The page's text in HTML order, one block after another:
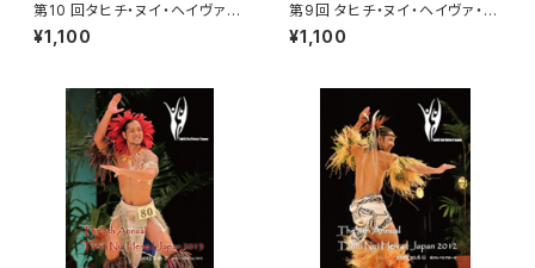
第10 回タヒチ・ヌイ・ヘイヴァ・
イ・ジャパン 2015 DVD
¥1,100
第9回 タヒチ・ヌイ・ヘイヴァ・
イ・ジャパン 2014 DVD
¥1,100